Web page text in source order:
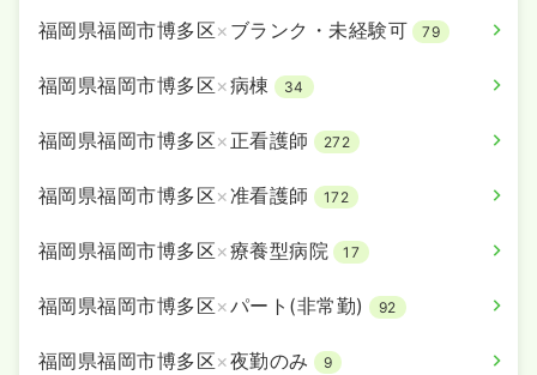
福岡県福岡市博多区× ブランク・未経験可 79
福岡県福岡市博多区×病棟 34
福岡県福岡市博多区× 正看護師 272
福岡県福岡市博多区×准看護師 172
福岡県福岡市博多区×療養型病院 17
福岡県福岡市博多区×パート(非常勤) 92
福岡県福岡市博多区×夜勤のみ 9